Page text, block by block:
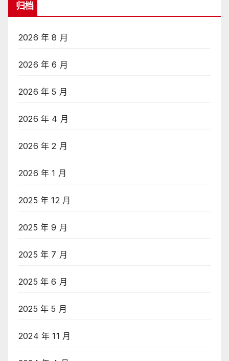
归档
2026 年 8 月
2026 年 6 月
2026 年 5 月
2026 年 4 月
2026 年 2 月
2026 年 1 月
2025 年 12 月
2025 年 9 月
2025 年 7 月
2025 年 6 月
2025 年 5 月
2024 年 11 月